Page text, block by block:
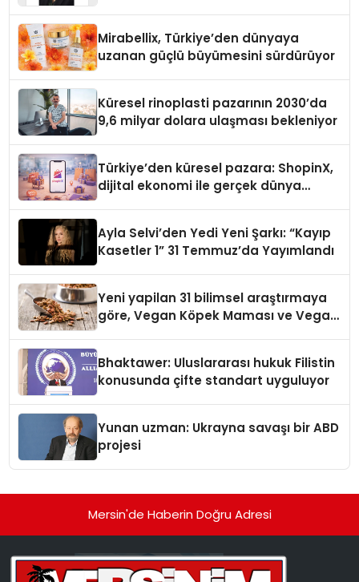
Mirabellix, Türkiye’den dünyaya
uzanan güçlü büyümesini sürdürüyor
Küresel rinoplasti pazarının 2030’da
9,6 milyar dolara ulaşması bekleniyor
Türkiye’den küresel pazara: ShopinX,
dijital ekonomi ile gerçek dünya
Ayla Selvi’den Yedi Yeni Şarkı: “Kayıp
Kasetler 1” 31 Temmuz’da Yayımlandı
Yeni yapilan 31 bilimsel araştırmaya
göre, Vegan Köpek Maması ve Vegan
Bhaktawer: Uluslararası hukuk Filistin
konusunda çifte standart uyguluyor
Yunan uzman: Ukrayna savaşı bir ABD
projesi
Mersin'de Haberin Doğru Adresi